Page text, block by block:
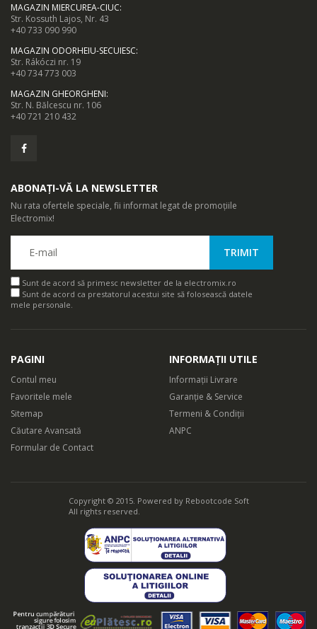
MAGAZIN MIERCUREA-CIUC:
Str. Kossuth Lajos, Nr. 43
+40 733 090 990
MAGAZIN ODORHEIU-SECUIESC:
Str. Rákóczi nr. 19
+40 734 773 003
MAGAZIN GHEORGHENI:
Str. N. Bălcescu nr. 106
+40 721 210 432
ABONAȚI-VĂ LA NEWSLETTER
Nu rata ofertele speciale, fii informat legat de promoțiile
Electromix!
Sunt de acord să primesc newsletter de la electromix.ro
Sunt de acord ca prestatorul acestui site să folosească datele
mele personale.
PAGINI
Contul meu
Favoritele mele
Sitemap
Căutare Avansată
Formular de Contact
INFORMAȚII UTILE
Informații Livrare
Garanție & Service
Termeni & Condiții
ANPC
Copyright © 2015. Powered by Rebootcode Soft
All rights reserved.